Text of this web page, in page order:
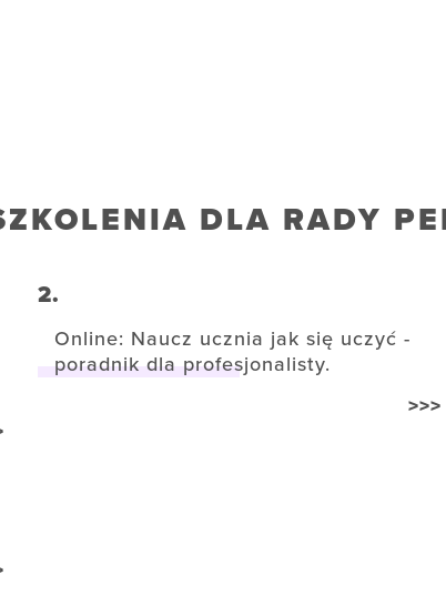
DLA RADY
2.
Online: Naucz ucznia jak się uczyć -
poradnik dla profesjonalisty.
>>>